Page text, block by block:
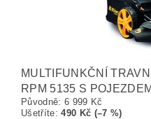
MULTIFUNKČNÍ
RPM 5135 S POJEZDEM
Původně: 6 999 Kč
Ušetříte:490 Kč (–7 %)